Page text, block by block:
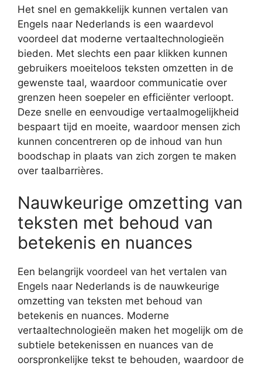
Het snel en gemakkelijk kunnen vertalen van
Engels naar Nederlands is een waardevol
voordeel dat moderne vertaaltechnologieën
bieden. Met slechts een paar klikken kunnen
gebruikers moeiteloos teksten omzetten in de
gewenste taal, waardoor communicatie over
grenzen heen soepeler en efficiënter verloopt.
Deze snelle en eenvoudige vertaalmogelijkheid
bespaart tijd en moeite, waardoor mensen zich
kunnen concentreren op de inhoud van hun
boodschap in plaats van zich zorgen te maken
over taalbarrières.
Nauwkeurige omzetting van
teksten met behoud van
betekenis en nuances
Een belangrijk voordeel van het vertalen van
Engels naar Nederlands is de nauwkeurige
omzetting van teksten met behoud van
betekenis en nuances. Moderne
vertaaltechnologieën maken het mogelijk om de
subtiele betekenissen en nuances van de
oorspronkelijke tekst te behouden, waardoor de